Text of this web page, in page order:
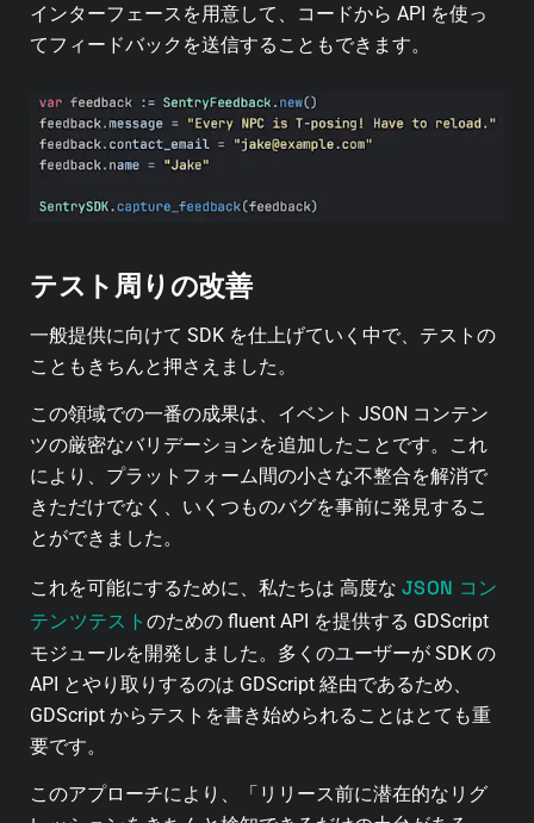
インターフェースを用意して、コードから API を使っ
てフィードバックを送信することもできます。
テスト周りの改善
一般提供に向けて SDK を仕上げていく中で、テストの
こともきちんと押さえました。
この領域での一番の成果は、イベント JSON コンテン
ツの厳密なバリデーションを追加したことです。これ
により、プラットフォーム間の小さな不整合を解消で
きただけでなく、いくつものバグを事前に発見するこ
とができました。
これを可能にするために、私たちは 高度な JSON コン
テンツテスト のための fluent API を提供する GDScript
モジュールを開発しました。多くのユーザーが SDK の
API とやり取りするのは GDScript 経由であるため、
GDScript からテストを書き始められることはとても重
要です。
このアプローチにより、「リリース前に潜在的なリグ